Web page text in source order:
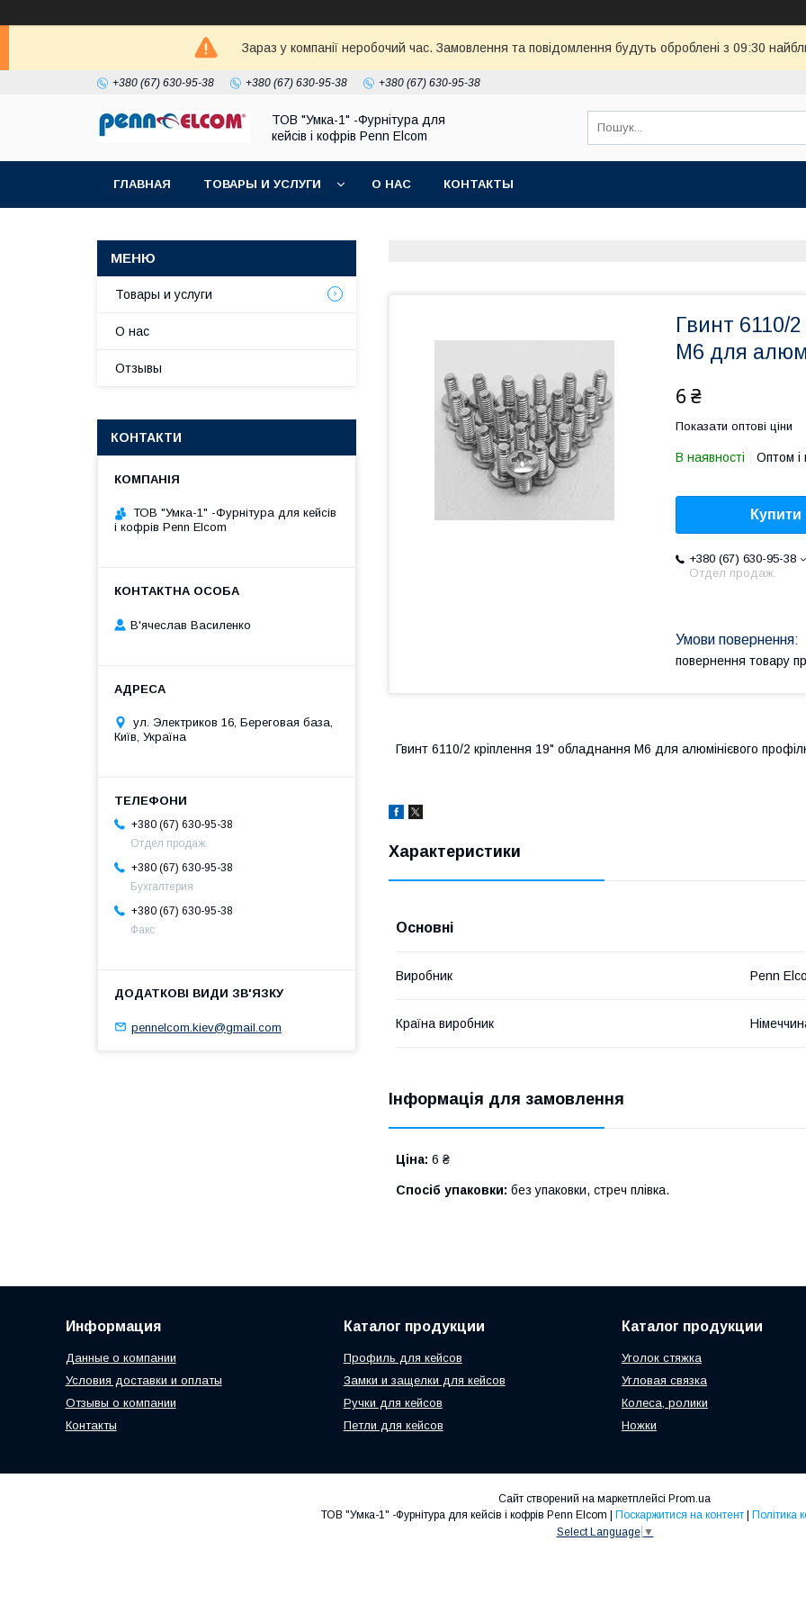
Зараз у компанії неробочий час. Замовлення та повідомлення будуть оброблені з 09:30
+380 (67) 630-95-38 +380 (67) 630-95-38 +380 (67) 630-95-38
ТОВ "Умка-1" -Фурнітура для
кейсів і кофрів Penn Elcom
ГЛАВНАЯ ТОВАРЫ И УСЛУГИ О НАС КОНТАКТЫ
Гвинт 6110/
М6 для
6 ₴
Показати оптові ціни
В наявності Оптом і
Купити
+380 (67) 630-95-38
Отдел продаж.
повернення товару
Гвинт 6110/2 кріплення 19" обладнання М6 для алюмінієвого
Характеристики
Основні
Виробник Penn
Країна виробник
Інформація для замовлення
Ціна: 6 ₴
Спосіб упаковки: без упаковки, стреч плівка.
Товары и услуги
О нас
Отзывы
КОНТАКТИ
ТОВ "Умка-1" -Фурнітура для кейсів
і кофрів Penn Elcom
В'ячеслав Василенко
ул. Электриков 16, Береговая база,
Київ, Україна
+380 (67) 630-95-38
Отдел продаж.
+380 (67) 630-95-38
Бухгалтерия
+380 (67) 630-95-38
Факс
pennelcom.kiev@gmail.com
Информация
Данные о компании
Условия доставки и оплаты
Отзывы о компании
Контакты
Каталог продукции
Профиль для кейсов
Замки и защелки для кейсов
Ручки для кейсов
Петли для кейсов
Каталог продукции
Уголок стяжка
Угловая связка
Колеса, ролики
Ножки
Сайт створений на маркетплейсі Prom.ua
ТОВ "Умка-1" -Фурнітура для кейсів і кофрів Penn Elcom | Поскаржитися на контент | Політика
Select Language ▼